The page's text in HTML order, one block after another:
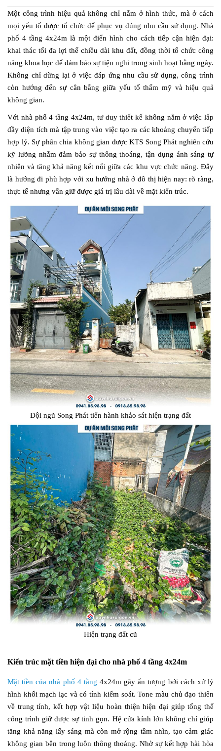
Một công trình hiệu quả không chỉ nằm ở hình thức, mà ở cách
mọi yếu tố được tổ chức để phục vụ đúng nhu cầu sử dụng. Nhà
phố 4 tầng 4x24m là một điển hình cho cách tiếp cận hiện đại:
khai thác tối đa lợi thế chiều dài khu đất, đồng thời tổ chức công
năng khoa học để đảm bảo sự tiện nghi trong sinh hoạt hằng ngày.
Không chỉ dừng lại ở việc đáp ứng nhu cầu sử dụng, công trình
còn hướng đến sự cân bằng giữa yếu tố thẩm mỹ và hiệu quả
không gian.
Với nhà phố 4 tầng 4x24m, tư duy thiết kế không nằm ở việc lấp
đầy diện tích mà tập trung vào việc tạo ra các khoảng chuyển tiếp
hợp lý. Sự phân chia không gian được KTS Song Phát nghiên cứu
kỹ lưỡng nhằm đảm bảo sự thông thoáng, tận dụng ánh sáng tự
nhiên và tăng khả năng kết nối giữa các khu vực chức năng. Đây
là hướng đi phù hợp với xu hướng nhà ở đô thị hiện nay: rõ ràng,
thực tế nhưng vẫn giữ được giá trị lâu dài về mặt kiến trúc.
Đội ngũ Song Phát tiến hành khảo sát hiện trạng đất
Hiện trạng đất cũ
Kiến trúc mặt tiền hiện đại cho nhà phố 4 tầng 4x24m
Mặt tiền của nhà phố 4 tầng 4x24m gây ấn tượng bởi cách xử lý
hình khối mạch lạc và có tính kiểm soát. Tone màu chủ đạo thiên
về trung tính, kết hợp vật liệu hoàn thiện hiện đại giúp tổng thể
công trình giữ được sự tinh gọn. Hệ cửa kính lớn không chỉ giúp
tăng khả năng lấy sáng mà còn mở rộng tầm nhìn, tạo cảm giác
không gian bên trong luôn thông thoáng. Nhờ sự kết hợp hài hòa